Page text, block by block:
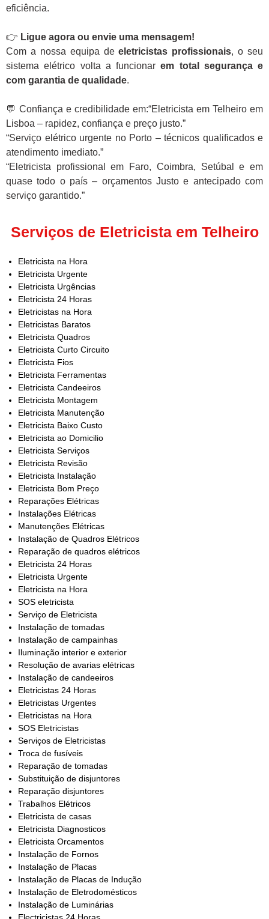
eficiência.
👉 Ligue agora ou envie uma mensagem!
Com a nossa equipa deeletricistas profissionais, o seu
sistema elétrico volta a funcionarem total segurança e
com garantia de qualidade.
💬 Confiança e credibilidade em:“Eletricista em Telheiro em
Lisboa – rapidez, confiança e preço justo.”
“Serviço elétrico urgente no Porto – técnicos qualificados e
atendimento imediato.”
“Eletricista profissional em Faro, Coimbra, Setúbal e em
quase todo o país – orçamentos Justo e antecipado com
serviço garantido.”
Serviços de Eletricista em Telheiro
Eletricista na Hora
Eletricista Urgente
Eletricista Urgências
Eletricista 24 Horas
Eletricistas na Hora
Eletricistas Baratos
Eletricista Quadros
Eletricista Curto Circuito
Eletricista Fios
Eletricista Ferramentas
Eletricista Candeeiros
Eletricista Montagem
Eletricista Manutenção
Eletricista Baixo Custo
Eletricista ao Domicilio
Eletricista Serviços
Eletricista Revisão
Eletricista Instalação
Eletricista Bom Preço
Reparações Elétricas
Instalações Elétricas
Manutenções Elétricas
Instalação de Quadros Elétricos
Reparação de quadros elétricos
Eletricista 24 Horas
Eletricista Urgente
Eletricista na Hora
SOS eletricista
Serviço de Eletricista
Instalação de tomadas
Instalação de campainhas
Iluminação interior e exterior
Resolução de avarias elétricas
Instalação de candeeiros
Eletricistas 24 Horas
Eletricistas Urgentes
Eletricistas na Hora
SOS Eletricistas
Serviços de Eletricistas
Troca de fusíveis
Reparação de tomadas
Substituição de disjuntores
Reparação disjuntores
Trabalhos Elétricos
Eletricista de casas
Eletricista Diagnosticos
Eletricista Orcamentos
Instalação de Fornos
Instalação de Placas
Instalação de Placas de Indução
Instalação de Eletrodomésticos
Instalação de Luminárias